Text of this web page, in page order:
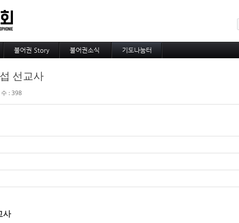
불어권 Story
방주지
공지사항
불어권소식 기도나눔터
선교사
: 398
사